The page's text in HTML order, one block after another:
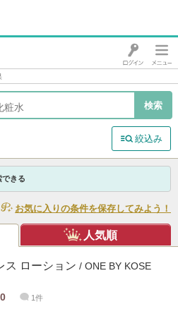
絞込み
できる
お気に入りの条件を保存してみよう！
人気順
ス ローション / ONE BY KOSE
0 1件